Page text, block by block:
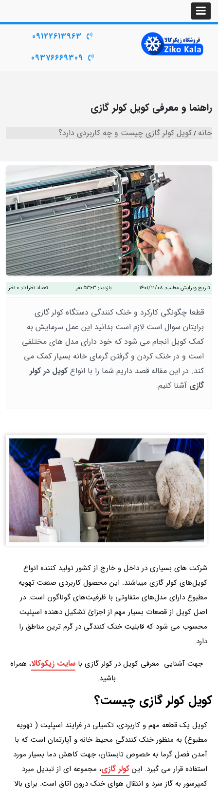
09122613963
09376669309
راهنما و معرفی کویل کولر گازی
خانه کویل کولر گازی چیست و چه کاربردی دارد؟
تاریخ ویرایش مطلب: 1401/11/08 بازدید: 5363 نفر تعداد نظرات: 0 نظر
قطعا چگونگی کارکرد و خنک کنندگی دستگاه کولر گازی
برایتان سوال است لازم است بدانید این عمل سرمایش به
کمک کویل انجام می شود که خود دارای مدل های مختلفی
است و در خنک کردن و گرفتن گرمای خانه بسیار کمک می
کند. در این مقاله قصد داریم شما را با انواع کویل در کولر
گازی آشنا کنیم.
شرکت های بسیاری در داخل و خارج از کشور تولید کننده انواع
کویل‌های کولر گازی میباشند. این محصول کاربردی صنعت تهویه
مطبوع دارای مدل‌های متفاوتی با ظرفیت‌های گوناگون است. در
اصل کویل از قصعات بسیار مهم از اجزائ تشکیل دهنده اسپلیت
محسوب می شود که قابلیت خنک کنندگی در گرم ترین مناطق را
دارد.
جهت آشنایی معرفی کویل در کولر گازی با سایت زیکوکالا، همراه
باشید.
کویل کولر گازی چیست؟
کویل یک قطعه مهم و کاربردی، تکمیلی در فرایند اسپلیت ( تهویه
مطبوع) به منظور خنک کنندگی محیط خانه و آپارتمان است که با
آمدن فصل گرما به خصوص تابستان، جهت کاهش دما بسیار مورد
استفاده قرار می گیرد. این کولر گازی، مجموعه ای از تبدیل مبرد
کمپرسور به گاز سرد و انتقال هوای خنک درون اتاق است. برای بالا